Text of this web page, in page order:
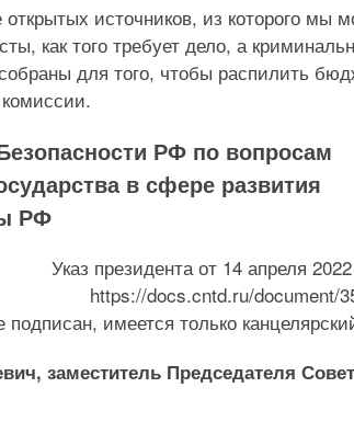
источников, из которого мы
как того требует дело, а
для того, чтобы распилить
РФ по вопросам
в сфере развития
РФ
Указ президента от 14 апреля
https://docs.cntd.ru/document/
подписан, имеется только
заместитель Председателя